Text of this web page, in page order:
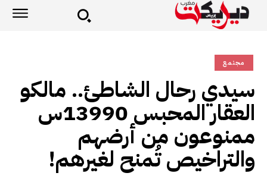
مجتمع
سيدي رحال الشاطئ.. مالكو
العقار المحبس 13990س
ممنوعون من أرضهم
والتراخيص تُمنح لغيرهم!